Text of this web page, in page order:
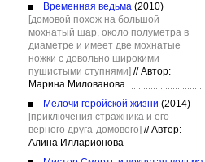
Временная ведьма (2010)
[домовой похож на большой
мохнатый шар, около полуметра в
диаметре и имеет две мохнатые
ножки с довольно широкими
пушистыми ступнями] //Автор:
Марина Милованова
Мелочи геройской жизни (2014)
[приключения стражника и его
верного друга-домового] //Автор:
Алина Илларионова